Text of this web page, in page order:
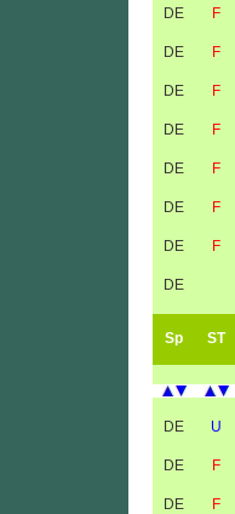
DE F
DE F
DE F
DE F
DE F
DE F
DE F
DE
Sp ST
DE U
DE F
DE F